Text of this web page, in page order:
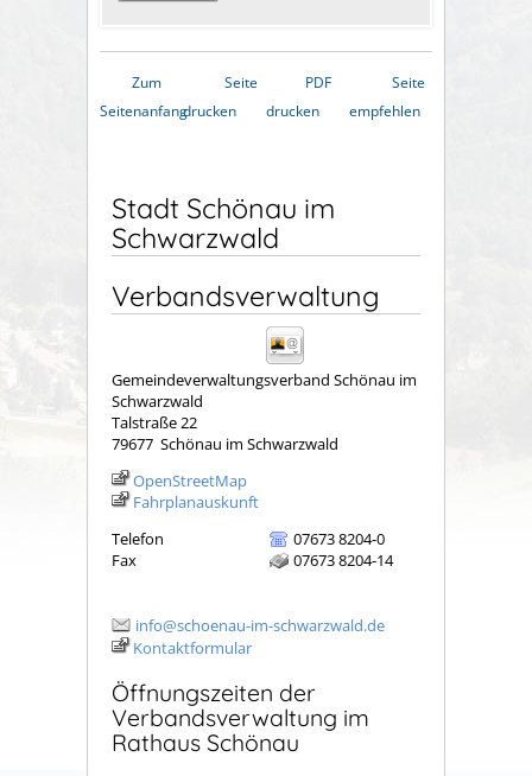
Zum
Seitenanfang
Seite
drucken
PDF
drucken
Seite
empfehlen
Stadt Schönau im
Schwarzwald
Verbandsverwaltung
Gemeindeverwaltungsverband Schönau im
Schwarzwald
Talstraße 22
79677 Schönau im Schwarzwald
OpenStreetMap
Fahrplanauskunft
Telefon
07673 8204-0
Fax
07673 8204-14
info@schoenau-im-schwarzwald.de
Kontaktformular
Öffnungszeiten der
Verbandsverwaltung im
Rathaus Schönau